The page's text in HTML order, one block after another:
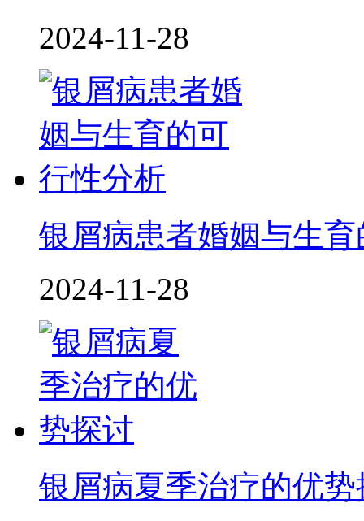
2024-11-28
银屑病患者婚姻与生
2024-11-28
银屑病夏季治疗的优势